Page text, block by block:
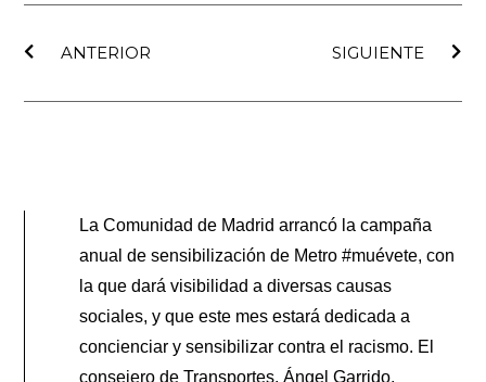
ANTERIOR
SIGUIENTE
La Comunidad de Madrid arrancó la campaña
anual de sensibilización de Metro #muévete, con
la que dará visibilidad a diversas causas
sociales, y que este mes estará dedicada a
concienciar y sensibilizar contra el racismo. El
consejero de Transportes, Ángel Garrido,